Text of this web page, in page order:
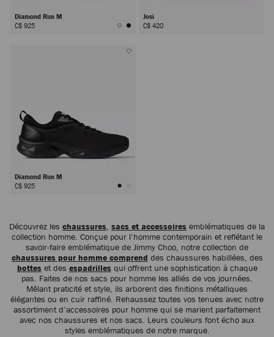
Diamond Run M
C$ 925
Josi
C$ 420
Diamond Run M
C$ 925
Découvrez les chaussures, sacs et accessoires emblématiques de la
collection homme. Conçue pour l’homme contemporain et reflétant le
savoir-faire emblématique de Jimmy Choo, notre collection de
chaussures pour homme comprend des chaussures habillées, des
botteset des espadrillesqui offrent une sophistication à chaque
pas. Faites de nos sacs pour homme les alliés de vos journées.
Mêlant praticité et style, ils arborent des finitions métalliques
élégantes ou en cuir raffiné. Rehaussez toutes vos tenues avec notre
assortiment d’accessoires pour homme qui se marient parfaitement
avec nos chaussures et nos sacs. Leurs couleurs font écho aux
styles emblématiques de notre marque.